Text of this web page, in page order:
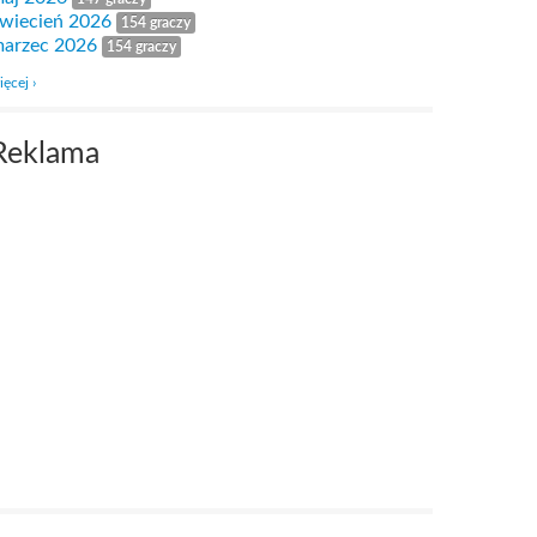
2026 154 graczy
2026 154 graczy
›